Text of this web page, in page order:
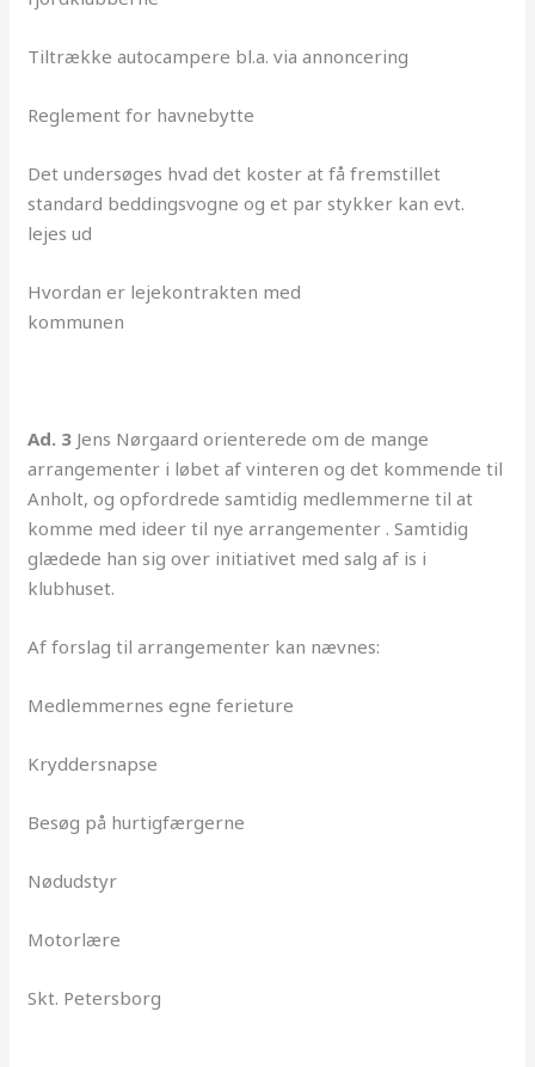
Tiltrække autocampere bl.a. via annoncering
Reglement for havnebytte
Det undersøges hvad det koster at få fremstillet
standard beddingsvogne og et par stykker kan evt.
lejes ud
Hvordan er lejekontrakten med
kommunen
Ad. 3 Jens Nørgaard orienterede om de mange
arrangementer i løbet af vinteren og det kommende til
Anholt, og opfordrede samtidig medlemmerne til at
komme med ideer til nye arrangementer . Samtidig
glædede han sig over initiativet med salg af is i
klubhuset.
Af forslag til arrangementer kan nævnes:
Medlemmernes egne ferieture
Kryddersnapse
Besøg på hurtigfærgerne
Nødudstyr
Motorlære
Skt. Petersborg